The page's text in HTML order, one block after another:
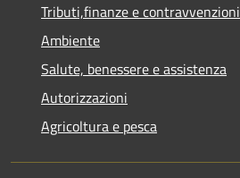
Tributi,finanze e contravvenzioni
Ambiente
Salute, benessere e assistenza
Autorizzazioni
Agricoltura e pesca